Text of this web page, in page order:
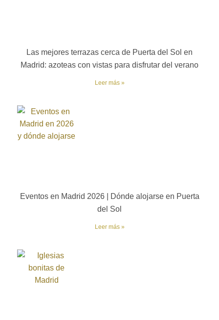
Las mejores terrazas cerca de Puerta del Sol en
Madrid: azoteas con vistas para disfrutar del verano
Leer más »
Eventos en Madrid 2026 | Dónde alojarse en Puerta
del Sol
Leer más »